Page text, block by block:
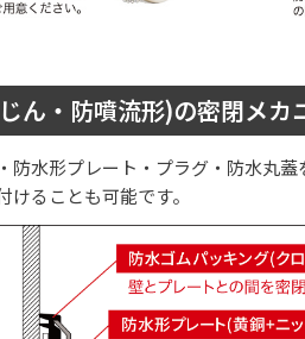
ん・防噴流形)の密閉メカ
防水形プレート・プラグ・防水丸蓋
ることも可能です。